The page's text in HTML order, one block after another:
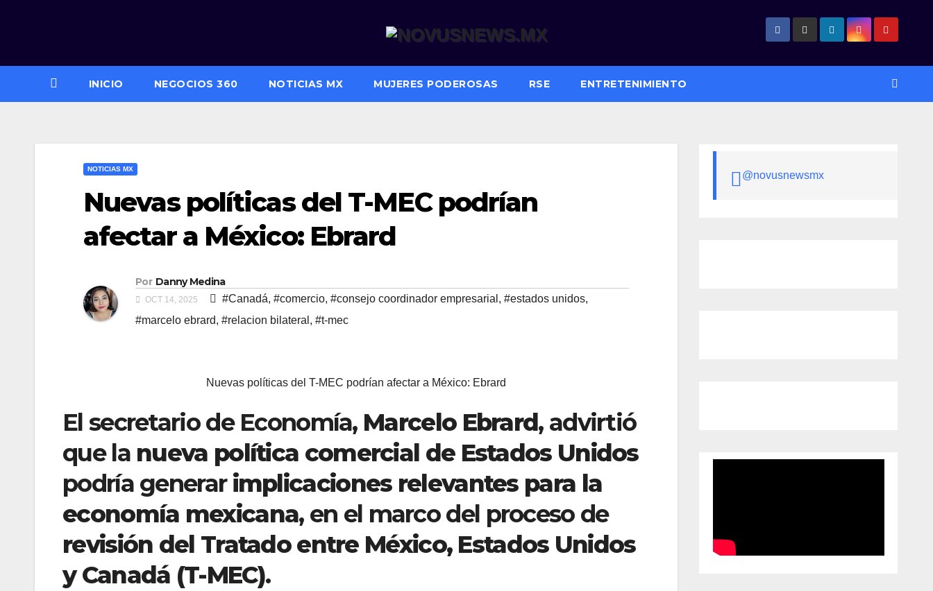
INICIO NEGOCIOS 360 NOTICIAS MX MUJERES PODEROSAS RSE ENTRETENIMIENTO
NOTICIAS MX
Nuevas políticas del T-MEC podrían
afectar a México: Ebrard
Por Danny Medina
OCT 14, 2025 #Canadá, #comercio, #consejo coordinador empresarial , #estados unidos,
#marcelo ebrard, #relacion bilateral , #t-mec
Nuevas políticas del T-MEC podrían afectar a México: Ebrard
El secretario de Economía, Marcelo Ebrard, advirtió
que la nueva política comercial de Estados Unidos
podría generarimplicaciones relevantes para la
economía mexicana, en el marco del proceso de
revisión del Tratado entre México, Estados Unidos
y Canadá (T-MEC).
@novusnewsmx